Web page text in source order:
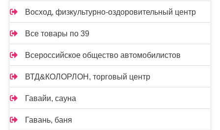
Восход, физкультурно-оздоровительный центр
Все товары по 39
Всероссийское общество автомобилистов
ВТД&КОЛОРЛОН, торговый центр
Гавайи, сауна
Гавань, баня